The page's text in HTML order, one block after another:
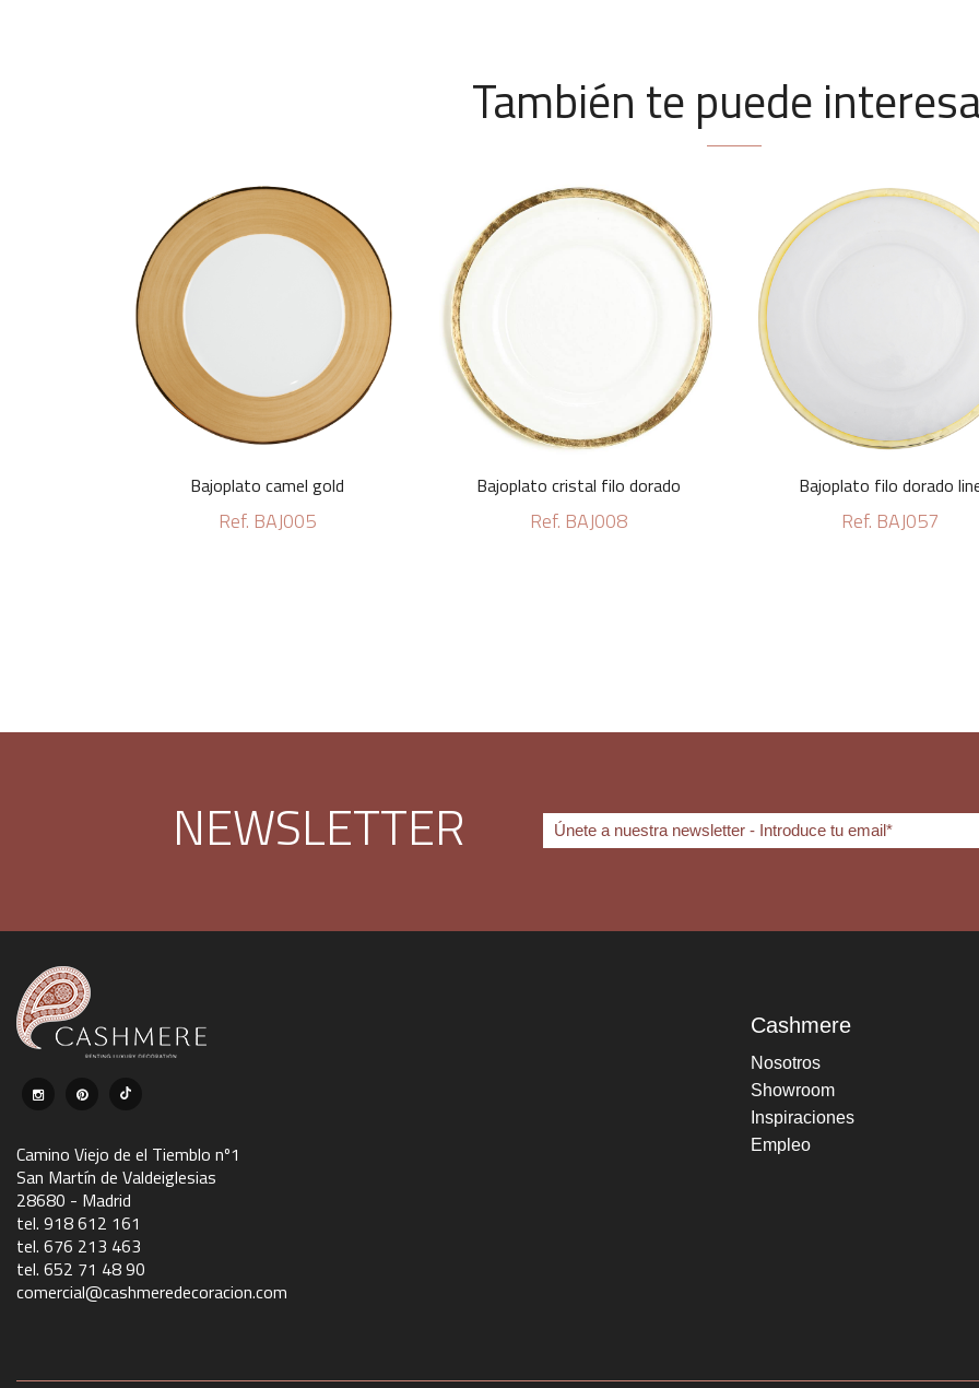
También te puede
Bajoplato camel gold
Ref. BAJ005
Bajoplato cristal filo dorado
Ref. BAJ008
Bajoplato filo dorado
Ref. BAJ057
NEWSLETTER
Camino Viejo de el Tiemblo nº1
San Martín de Valdeiglesias
28680 - Madrid
tel. 918 612 161
tel. 676 213 463
tel. 652 71 48 90
comercial@cashmeredecoracion.com
Cashmere
Nosotros
Showroom
Inspiraciones
Empleo